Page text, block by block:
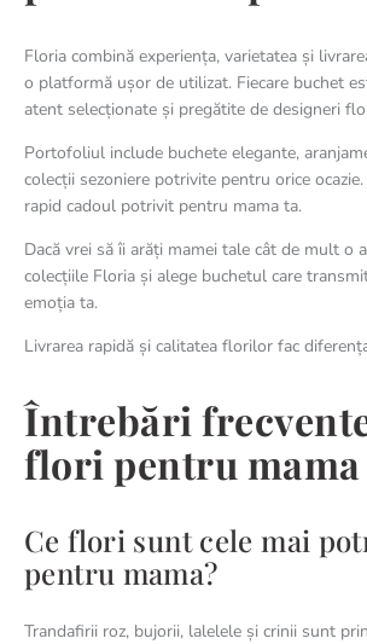
Floria combină experiența, varietatea și
o platformă ușor de utilizat. Fiecare buchet
atent selecționate și pregătite de designeri
Portofoliul include buchete elegante,
colecții sezoniere potrivite pentru orice
rapid cadoul potrivit pentru mama ta.
Dacă vrei să îi arăți mamei tale cât de mult o
colecțiile Floria și alege buchetul care
emoția ta.
Livrarea rapidă și calitatea florilor fac
Întrebări
flori pentru mama
Ce flori sunt cele mai
pentru mama?
Trandafirii roz, bujorii, lalelele și crinii sunt